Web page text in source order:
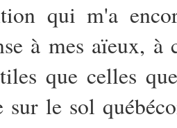
qui m'a
à mes aïeux, à
que celles
sur le sol